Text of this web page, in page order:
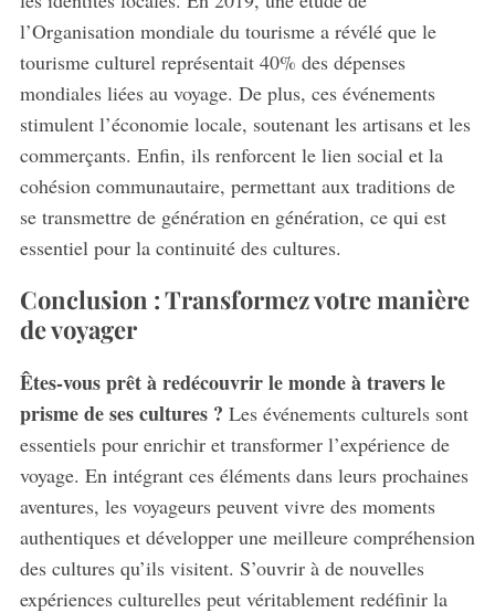
l’Organisation mondiale du tourisme a révélé que le
tourisme culturel représentait 40% des dépenses
mondiales liées au voyage. De plus, ces événements
stimulent l’économie locale, soutenant les artisans et les
commerçants. Enfin, ils renforcent le lien social et la
cohésion communautaire, permettant aux traditions de
se transmettre de génération en génération, ce qui est
essentiel pour la continuité des cultures.
Conclusion : Transformez votre manière
de voyager
Êtes-vous prêt à redécouvrir le monde à travers le
prisme de ses cultures ? Les événements culturels sont
essentiels pour enrichir et transformer l’expérience de
voyage. En intégrant ces éléments dans leurs prochaines
aventures, les voyageurs peuvent vivre des moments
authentiques et développer une meilleure compréhension
des cultures qu’ils visitent. S’ouvrir à de nouvelles
expériences culturelles peut véritablement redéfinir la